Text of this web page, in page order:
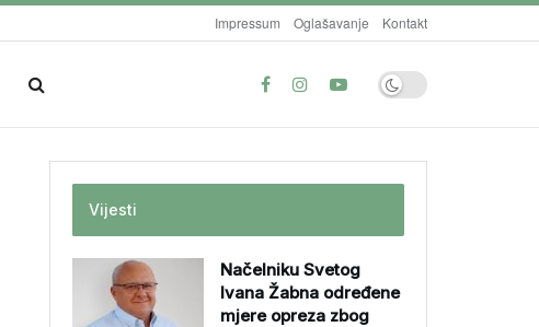
Impressum Oglašavanje Kontakt
Vijesti
Načelniku Svetog
Ivana Žabna određene
mjere opreza zbog